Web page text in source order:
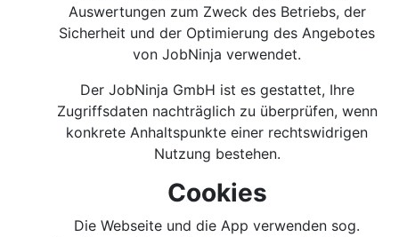
Auswertungen zum Zweck des Betriebs, der
Sicherheit und der Optimierung des Angebotes
von JobNinja verwendet.
Der JobNinja GmbH ist es gestattet, Ihre
Zugriffsdaten nachträglich zu überprüfen, wenn
konkrete Anhaltspunkte einer rechtswidrigen
Nutzung bestehen.
Cookies
Die Webseite und die App verwenden sog.